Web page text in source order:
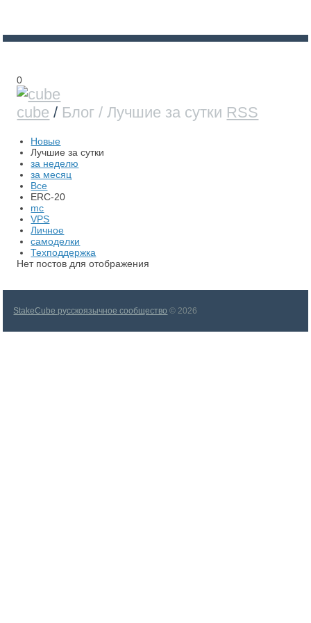
0
cube / Блог / Лучшие за сутки RSS
Новые
Лучшие за сутки
за неделю
за месяц
Все
ERC-20
mc
VPS
Личное
самоделки
Техподдержка
Нет постов для отображения
StakeCube русскоязычное сообщество © 2026